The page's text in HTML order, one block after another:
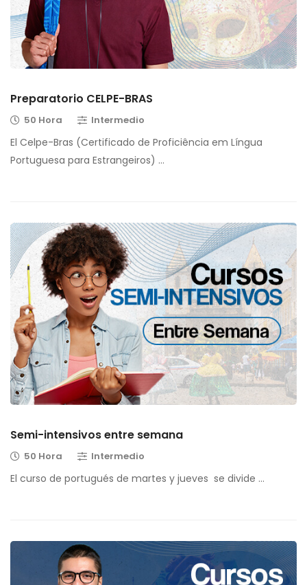
Preparatorio CELPE-BRAS
50 Hora Intermedio
El Celpe-Bras (Certificado de Proficiência em Língua
Portuguesa para Estrangeiros) …
Semi-intensivos entre semana
50 Hora Intermedio
El curso de portugués de martes y jueves se divide …